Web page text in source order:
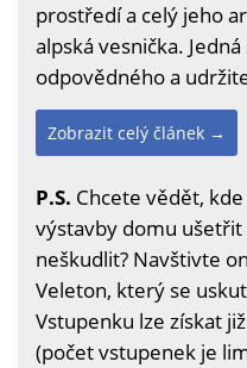
prostředí a celý jeho
alpská vesnička.
odpovědného a
Zobrazit celý článek →
P.S. Chcete vědět,
výstavby domu ušetřit
neškudlit? Navštivte
Veleton, který se
Vstupenku lze získat
(počet vstupenek je